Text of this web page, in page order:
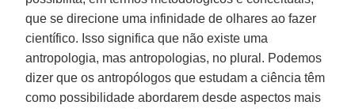
que se direcione uma infinidade de olhares ao fazer
científico. Isso significa que não existe uma
antropologia, mas antropologias, no plural. Podemos
dizer que os antropólogos que estudam a ciência têm
como possibilidade abordarem desde aspectos mais